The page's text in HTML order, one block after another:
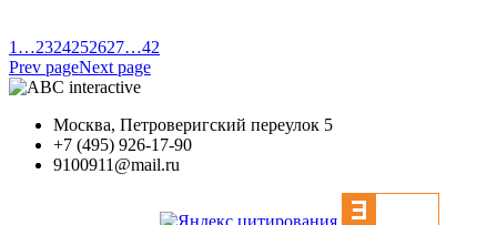
1 …2324252627…42
Prev pageNext page
Москва, Петроверигский переулок 5
+7 (495) 926-17-90
9100911@mail.ru